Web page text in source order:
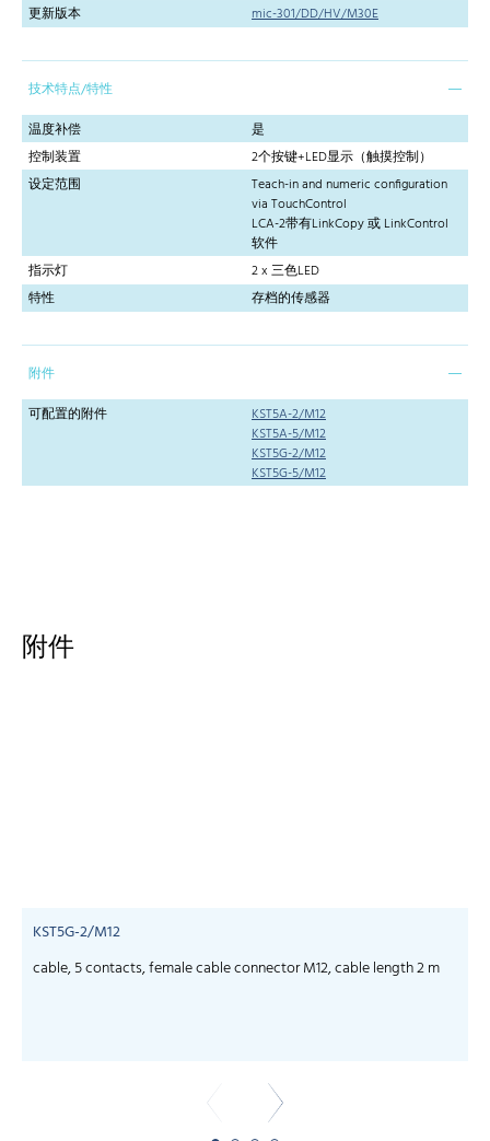
更新版本
mic-301/DD/HV/M30E
技术特点/特性
温度补偿
是
控制装置
2个按键+LED显示（触摸控制）
设定范围
Teach-in and numeric configuration
via TouchControl
LCA-2带有LinkCopy 或 LinkControl
软件
指示灯
2 x 三色LED
特性
存档的传感器
附件
可配置的附件
KST5A-2/M12
KST5A-5/M12
KST5G-2/M12
KST5G-5/M12
附件
KST5G-2/M12
cable, 5 contacts, female cable connector M12, cable length 2 m